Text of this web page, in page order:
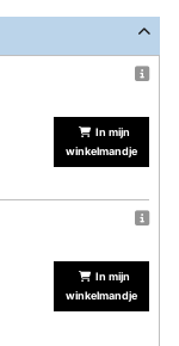
In mijn
winkelmandje
In mijn
winkelmandje